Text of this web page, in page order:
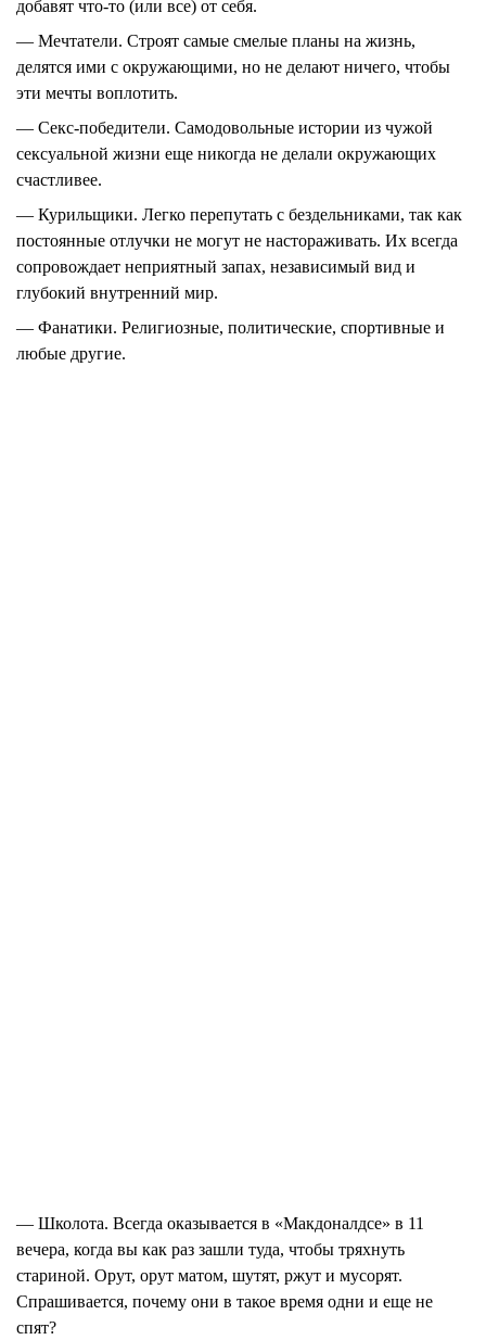
добавят что-то (или все) от себя.
— Мечтатели. Строят самые смелые планы на жизнь,
делятся ими с окружающими, но не делают ничего, чтобы
эти мечты воплотить.
— Секс-победители. Самодовольные истории из чужой
сексуальной жизни еще никогда не делали окружающих
счастливее.
— Курильщики. Легко перепутать с бездельниками, так как
постоянные отлучки не могут не настораживать. Их всегда
сопровождает неприятный запах, независимый вид и
глубокий внутренний мир.
— Фанатики. Религиозные, политические, спортивные и
любые другие.
— Школота. Всегда оказывается в «Макдоналдсе» в 11
вечера, когда вы как раз зашли туда, чтобы тряхнуть
стариной. Орут, орут матом, шутят, ржут и мусорят.
Спрашивается, почему они в такое время одни и еще не
спят?